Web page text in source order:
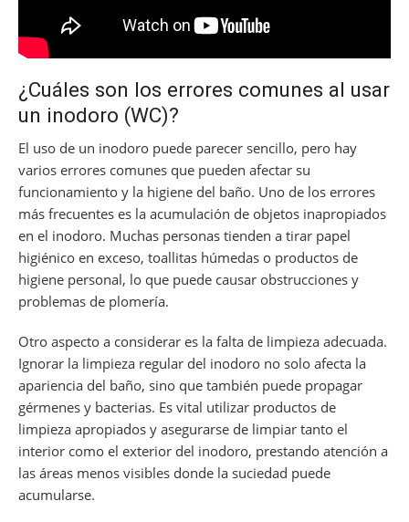
¿Cuáles son los errores comunes al usar
un inodoro (WC)?
El uso de un inodoro puede parecer sencillo, pero hay
varios errores comunes que pueden afectar su
funcionamiento y la higiene del baño. Uno de los errores
más frecuentes es la acumulación de objetos inapropiados
en el inodoro. Muchas personas tienden a tirar papel
higiénico en exceso, toallitas húmedas o productos de
higiene personal, lo que puede causar obstrucciones y
problemas de plomería.
Otro aspecto a considerar es la falta de limpieza adecuada.
Ignorar la limpieza regular del inodoro no solo afecta la
apariencia del baño, sino que también puede propagar
gérmenes y bacterias. Es vital utilizar productos de
limpieza apropiados y asegurarse de limpiar tanto el
interior como el exterior del inodoro, prestando atención a
las áreas menos visibles donde la suciedad puede
acumularse.